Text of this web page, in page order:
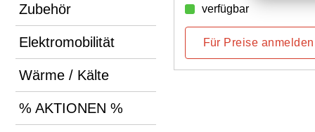
Zubehör
Elektromobilität
Wärme / Kälte
% AKTIONEN %
verfügbar
Für Preise anmelden